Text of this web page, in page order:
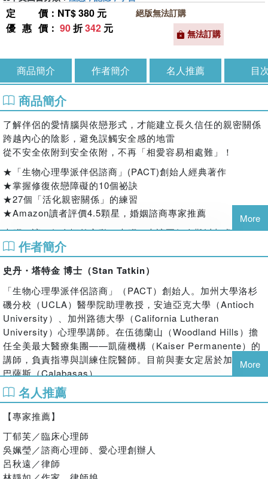
定價 ：NT$ 380 元
優惠價 ： 90折342 元
絕版無法訂購
無法訂購
商品簡介 作者簡介 名人推薦 目
商品簡介
了解伴侶的愛情腦與依戀形式，才能建立長久信任的親密關係
跨越內心的陰影，避免誤觸安全感的地雷
從不安全依附到安全依附，不再「相愛容易相處難」！
★「生物心理學派伴侶諮商」(PACT)創始人經典著作
★掌握修復依戀障礙的10個祕訣
★27個「活化親密關係」的練習
★Amazon讀者評價4.5顆星，婚姻諮商專家推薦
大腦，讓一個人怦然心動；大腦，也讓兩個人難以相處。
人能否擁有幸福的關係，關鍵不是命運，而是你大腦的依戀形
式。
腦科學研究發現，源自童年的依戀形式是可以改變的！
而且歷久彌新的愛情，有法則可以依循！
【三種大腦依戀形式類型】
［1.錨定型］
依戀形式：安全型依附（童年時有許多被父母保護、擁抱、親
吻的記憶）
行為特徵：不論獨處或與人共處，都可以很自在的享受其中
［2.孤島型］
依戀形式：逃避型依附（童年缺乏家庭的溫暖與正向的情感經
驗）
行為特徵：喜歡獨處，不必伴侶費心伺候，善於把自己照顧好
深層恐懼：害怕被批評責怪，或被要求無力付出的事物
［3.浪潮型］
More
作者簡介
史丹・塔特金 博士（Stan Tatkin）
「生物心理學派伴侶諮商」（PACT）創始人。加州大學洛杉
磯分校（UCLA）醫學院助理教授，安迪亞克大學（Antioch
University）、加州路德大學（California Lutheran
University）心理學講師。在伍德蘭山（Woodland Hills）擔
任全美最大醫療集團——凱薩機構（Kaiser Permanente）的
講師，負責指導與訓練住院醫師。目前與妻女定居於加州卡拉
巴薩斯（Calabasas）。
TED演講：「關係好難，為什麼？」（Relationships Are
Hard, But Why?）
童貴珊
政治大學新聞系畢業，曾任職雜誌社資深撰述，目前為特約翻
譯與自由文字工作者，譯有《每一天，都是出走的練習》、
More
名人推薦
【專家推薦】
丁郁芙／臨床心理師
吳姵瑩／諮商心理師、愛心理創辦人
呂秋遠／律師